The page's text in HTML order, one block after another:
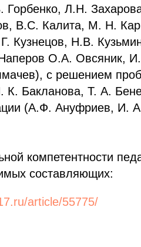
Горбенко, Л.Н.
В.С. Калита, М. Н.
Кузнецов, Н.В.
O.A. Овсяник,
с решением
К. Бакланова, Т. А.
(А.Ф. Ануфриев, И.
компетентности
составляющих:
article/55775/